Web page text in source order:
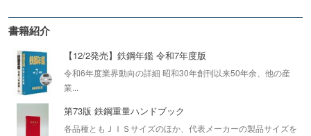
書籍紹介
【12/2発売】鉄鋼年鑑 令和7年度版
令和6年度業界動向の詳細 昭和30年創刊以来50年余、他の産
業...
第73版 鉄鋼重量ハンドブック
各品種ともＪＩＳサイズのほか、代表メーカーの製品サイズを